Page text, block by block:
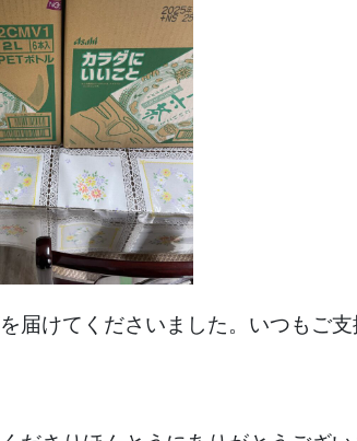
届けてくださいました。いつもご支